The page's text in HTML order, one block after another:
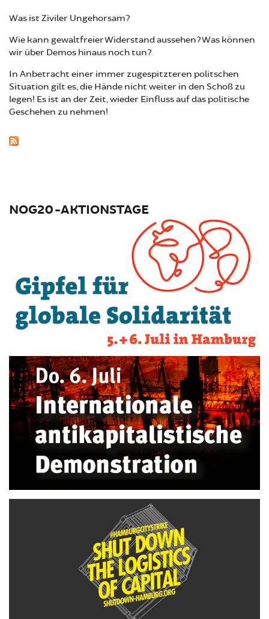
Was ist Ziviler Ungehorsam?
Wie kann gewaltfreier Widerstand aussehen? Was können
wir über Demos hinaus noch tun?
In Anbetracht einer immer zugespitzteren politschen
Situation gilt es, die Hände nicht weiter in den Schoß zu
legen! Es ist an der Zeit, wieder Einfluss auf das politische
Geschehen zu nehmen!
NOG20-AKTIONSTAGE